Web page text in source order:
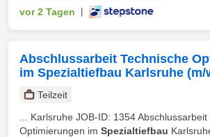
vor 2 Tagen
Abschlussarbeit Technische
im Spezialtiefbau Karlsruhe (m/
Teilzeit
... Karlsruhe JOB-ID: 1354 Abschlussarbeit
Optimierungen im Spezialtiefbau